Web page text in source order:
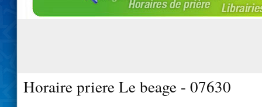
Horaire priere Le beage - 07630